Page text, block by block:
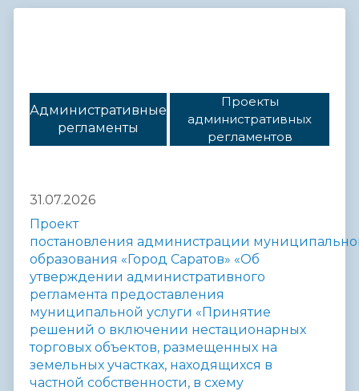
Административные
регламенты
Проекты
административных
регламентов
31.07.2026
Проект
постановления администрации
образования «Город Саратов» «Об
утверждении административного
регламента предоставления
муниципальной услуги «Принятие
решений о включении нестационарных
торговых объектов, размещенных на
земельных участках, находящихся в
частной собственности, в схему